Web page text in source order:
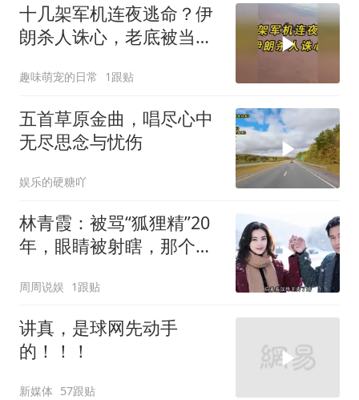
十几架军机连夜逃命？伊
朗杀人诛心，老底被当地
趣味萌宠的日常 1跟贴
五首草原金曲，唱尽心中
无尽思念与忧伤
娱乐的硬糖吖
林青霞：被骂“狐狸精”20
年，眼睛被射瞎，那个男
钱？”
周周说娱 1跟贴
讲真，是球网先动手
的！！！
新媒体 57跟贴